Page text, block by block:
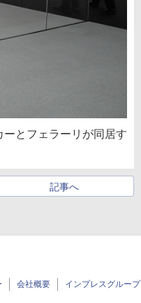
とフェラーリが同居す
記事へ
会社概要 インプレスグループ